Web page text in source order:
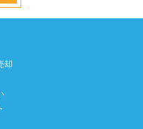
却